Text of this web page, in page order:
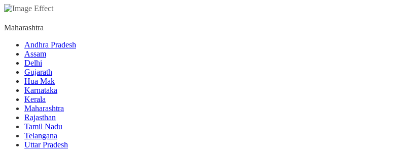
Maharashtra
Andhra Pradesh
Assam
Delhi
Gujarath
Hua Mak
Karnataka
Kerala
Maharashtra
Rajasthan
Tamil Nadu
Telangana
Uttar Pradesh